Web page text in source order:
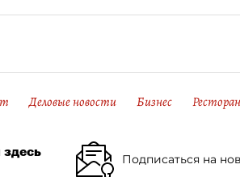
Деловые новости Бизнес
Подписаться на